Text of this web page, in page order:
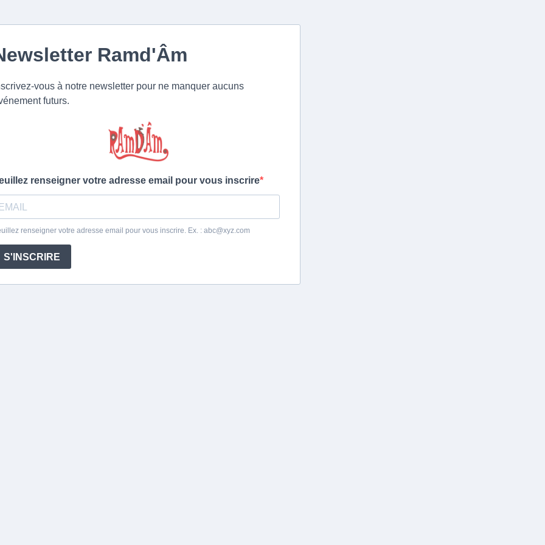
Ramd'Âm
vous à notre newsletter pour ne manquer aucuns
futurs.
renseigner votre adresse email pour vous inscrire
renseigner votre adresse email pour vous inscrire. Ex. : abc@xyz.com
S'INSCRIRE